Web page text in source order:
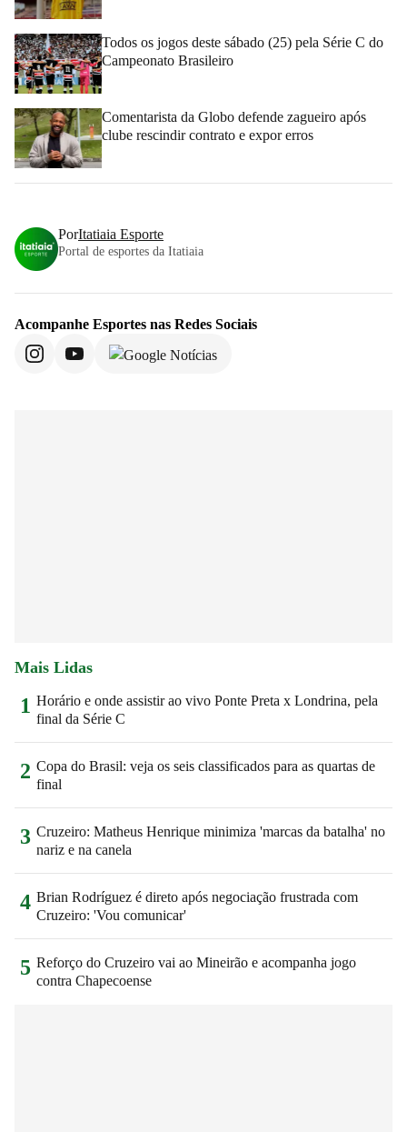
Todos os jogos deste sábado (25) pela Série C do
Campeonato Brasileiro
Comentarista da Globo defende zagueiro após
clube rescindir contrato e expor erros
PorItatiaia Esporte
Portal de esportes da Itatiaia
Acompanhe Esportes nas Redes Sociais
Mais Lidas
1 Horário e onde assistir ao vivo Ponte Preta x Londrina, pela
final da Série C
2 Copa do Brasil: veja os seis classificados para as quartas de
final
3 Cruzeiro: Matheus Henrique minimiza 'marcas da batalha' no
nariz e na canela
4 Brian Rodríguez é direto após negociação frustrada com
Cruzeiro: 'Vou comunicar'
5 Reforço do Cruzeiro vai ao Mineirão e acompanha jogo
contra Chapecoense